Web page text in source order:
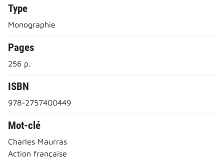
Type
Monographie
Pages
256 p.
ISBN
978-2757400449
Mot-clé
Charles Maurras
Action française